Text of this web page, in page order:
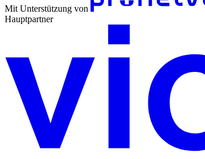
Mit Unterstützung von
Hauptpartner